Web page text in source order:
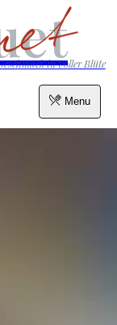
Menu
in voller Blüte